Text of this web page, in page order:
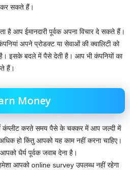
कर सकते हैं।
है आप ईमानदारी पूर्वक अपना विचार दे सकते हैं।
अपने प्रोडक्ट या सेवाओं की क्वालिटी को
है। इसके बदले में पैसे देती है। आप भी कंपनियों का
हैं।
Money
कंप्लीट करते समय पैसे के चक्कर में आप जल्दी में
हो किंतु आपको यह काम नहीं करना चाहिए।
धैर्य पूर्वक जवाब देना है।
आपको online survey उपलब्ध नहीं रहेगा